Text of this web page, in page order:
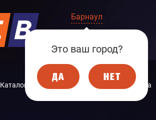
Барнаул
КОМПАНИЯ
Каталог МЕТАЛЛОПРОКАТ Балка
Это ваш город?
ДА НЕТ